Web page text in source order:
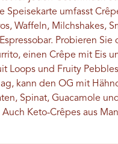
Speisekarte umfasst
Waffeln, Milchshakes,
Probieren Sie
einen Crêpe mit Eis
Loops und Fruity
kann den OG mit
Spinat, Guacamole
Keto-Crêpes aus